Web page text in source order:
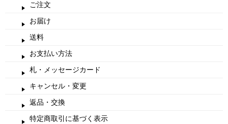
ご注文
お届け
送料
お支払い方法
札・メッセージカード
キャンセル・変更
返品・交換
特定商取引に基づく表示